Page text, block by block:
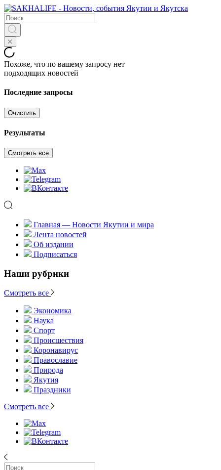
Похоже, что по вашему запросу нет
подходящих новостей
Последние запросы
Очистить
Результаты
Смотреть все
Главная — Новости Якутии и мира
Лента новостей
Об издании
Подписаться
Наши рубрики
Смотреть все
Экономика
Наука
Спорт
Происшествия
Коронавирус
Православие
Природа
Якутия
Праздники
Смотреть все